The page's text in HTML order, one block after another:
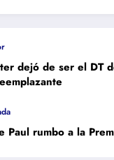
dejó de ser el DT
Paul rumbo a la